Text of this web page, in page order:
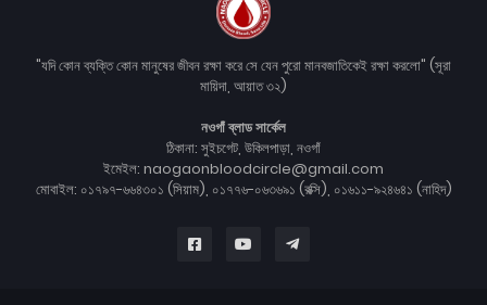
"যদি কোন ব্যক্তি কোন মানুষের জীবন রক্ষা করে সে যেন পুরো মানবজাতিকেই রক্ষা করলো" (সূরা
মায়িদা, আয়াত ৩২)
নওগাঁ ব্লাড সার্কেল
ঠিকানা: সুইচগেট, উকিলপাড়া, নওগাঁ
ইমেইল: naogaonbloodcircle@gmail.com
মোবাইল: ০১৭৯৭-৬৬৪৩০১ (সিয়াম), ০১৭৭৬-০৬৩৬৯১ (রক্সি), ০১৬১১-৯২৪৬৪১ (নাহিদ)